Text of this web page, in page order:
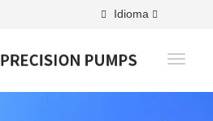
Idioma